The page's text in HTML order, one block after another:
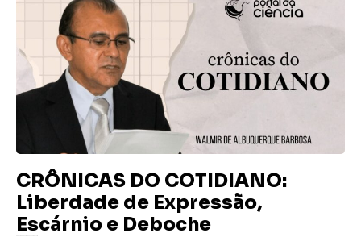
CRÔNICAS DO COTIDIANO:
Liberdade de Expressão,
Escárnio e Deboche